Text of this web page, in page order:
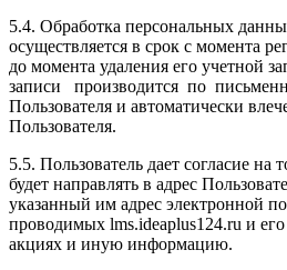
5.4. Обработка персональных
осуществляется в срок с момента
до момента удаления его учетной
записи производится по
Пользователя и автоматически
Пользователя.
5.5. Пользователь дает согласие на
будет направлять в адрес
указанный им адрес электронной
проводимых lms.ideaplus124.ru и
акциях и иную информацию.